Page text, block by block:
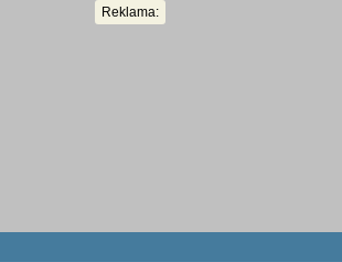
Reklama: